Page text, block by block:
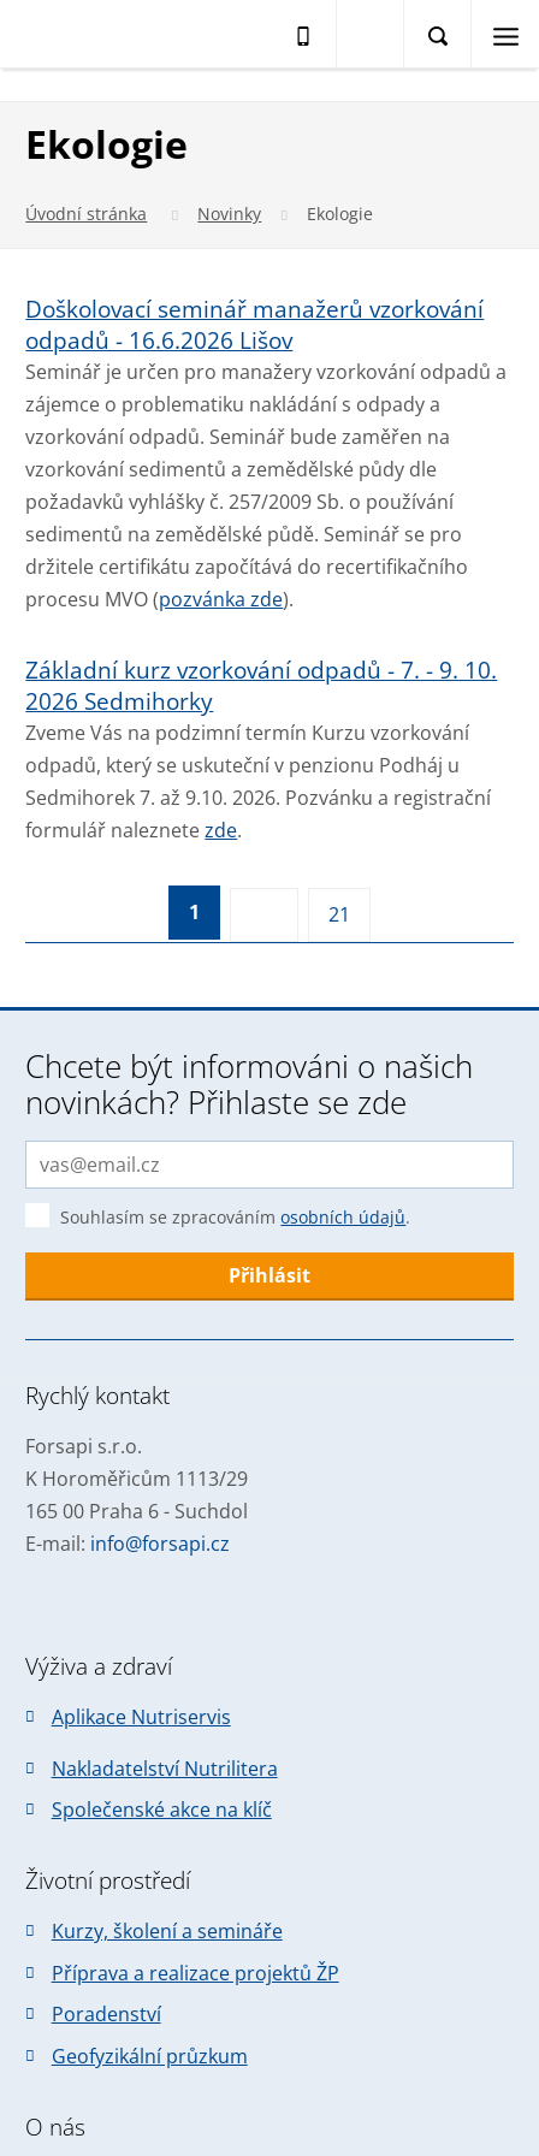
Ekologie
Úvodní stránka Novinky Ekologie
Doškolovací seminář manažerů vzorkování
odpadů - 16.6.2026 Lišov
Seminář je určen pro manažery vzorkování odpadů a
zájemce o problematiku nakládání s odpady a
vzorkování odpadů. Seminář bude zaměřen na
vzorkování sedimentů a zemědělské půdy dle
požadavků vyhlášky č. 257/2009 Sb. o používání
sedimentů na zemědělské půdě. Seminář se pro
držitele certifikátu započítává do recertifikačního
procesu MVO (pozvánka zde).
Základní kurz vzorkování odpadů - 7. - 9. 10.
2026 Sedmihorky
Zveme Vás na podzimní termín Kurzu vzorkování
odpadů, který se uskuteční v penzionu Podháj u
Sedmihorek 7. až 9.10. 2026. Pozvánku a registrační
formulář naleznetezde.
1 Následující
21
Chcete být informováni o našich
novinkách? Přihlaste se zde
Souhlasím se zpracovánímosobních údajů.
se
nepodařilo
odeslat.
Rychlý kontakt
Forsapi s.r.o.
K Horoměřicům 1113/29
165 00 Praha 6 - Suchdol
E-mail: info@forsapi.cz
Výživa a zdraví
Aplikace Nutriservis
Nakladatelství Nutrilitera
Společenské akce na klíč
Životní prostředí
Kurzy, školení a semináře
Příprava a realizace projektů ŽP
Poradenství
Geofyzikální průzkum
O nás